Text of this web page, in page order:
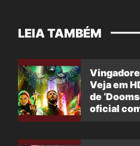
LEIA TAMBÉM
Veja em
de
oficial